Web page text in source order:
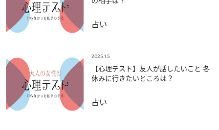
占い
2025.1.5
【心理テスト】友人が話したいこと 冬
休みに行きたいところは？
占い